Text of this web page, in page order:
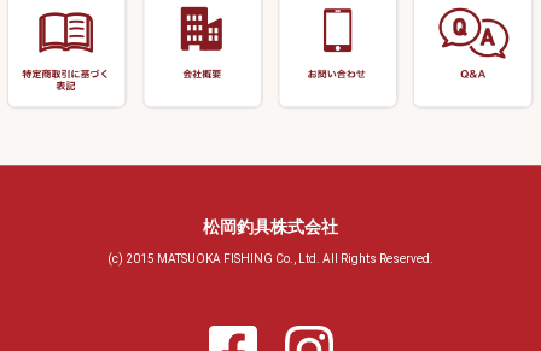
先受・メスネジ・その他 防寒コーナー
アウトレット商品
松岡釣具株式会社
(c) 2015 MATSUOKA FISHING Co., Ltd. All Rights Reserved.